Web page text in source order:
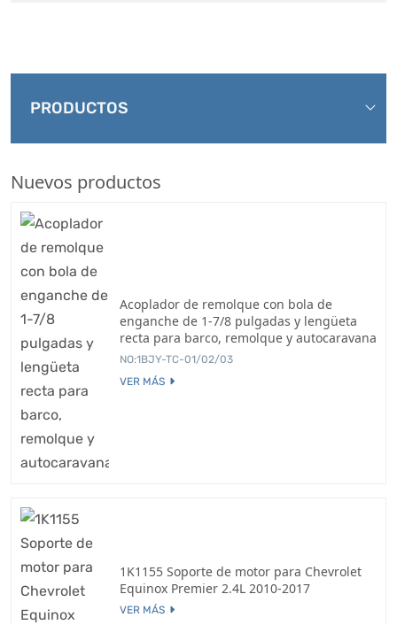
PRODUCTOS
Nuevos productos
Acoplador de remolque con bola de
enganche de 1-7/8 pulgadas y lengüeta
recta para barco, remolque y autocaravana
NO:1BJY-TC-01/02/03
VER MÁS
1K1155 Soporte de motor para Chevrolet
Equinox Premier 2.4L 2010-2017
VER MÁS